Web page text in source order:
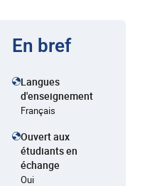
En bref
Langues
d'enseignement
Français
Ouvert aux
étudiants en
échange
Oui